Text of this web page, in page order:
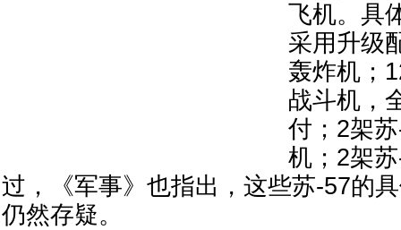
飞机。具
采用升级
轰炸机；
战斗机，
付；2架
机；2架
过，《军事》也指出，这些苏-57的
仍然存疑。